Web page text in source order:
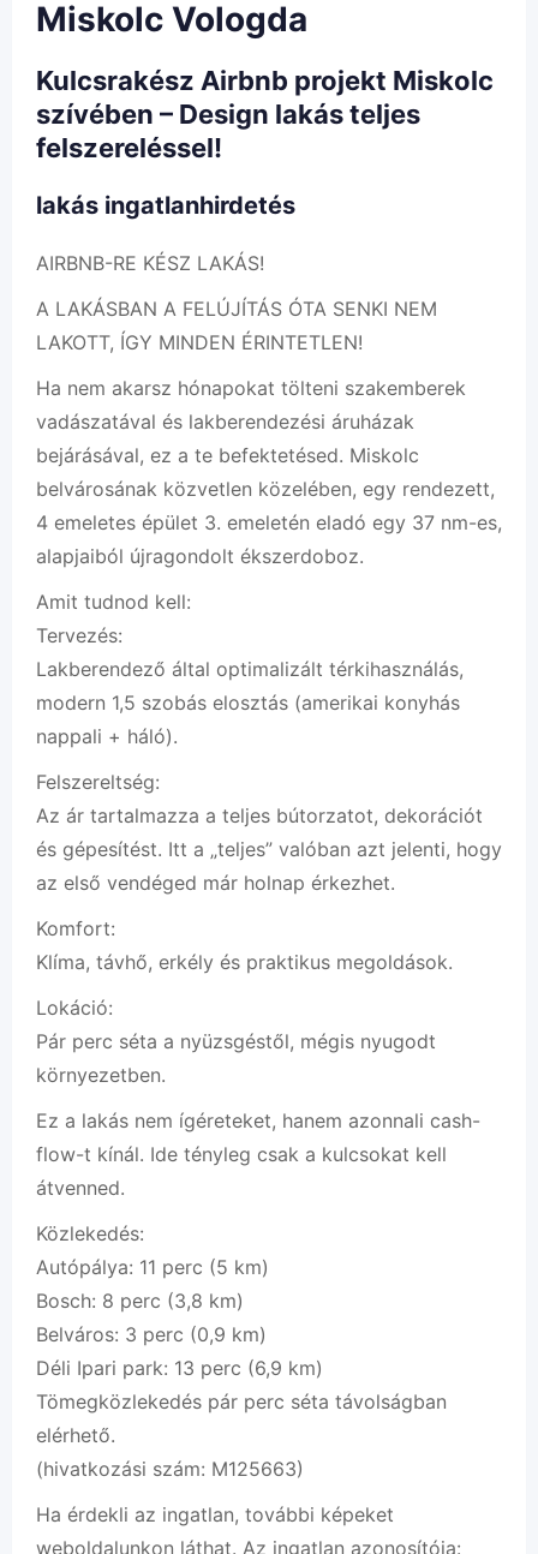
Miskolc Vologda
Kulcsrakész Airbnb projekt Miskolc
szívében – Design lakás teljes
felszereléssel!
lakás ingatlanhirdetés
AIRBNB-RE KÉSZ LAKÁS!
A LAKÁSBAN A FELÚJÍTÁS ÓTA SENKI NEM
LAKOTT, ÍGY MINDEN ÉRINTETLEN!
Ha nem akarsz hónapokat tölteni szakemberek
vadászatával és lakberendezési áruházak
bejárásával, ez a te befektetésed. Miskolc
belvárosának közvetlen közelében, egy rendezett,
4 emeletes épület 3. emeletén eladó egy 37 nm-es,
alapjaiból újragondolt ékszerdoboz.
Amit tudnod kell:
Tervezés:
Lakberendező által optimalizált térkihasználás,
modern 1,5 szobás elosztás (amerikai konyhás
nappali + háló).
Felszereltség:
Az ár tartalmazza a teljes bútorzatot, dekorációt
és gépesítést. Itt a „teljes” valóban azt jelenti, hogy
az első vendéged már holnap érkezhet.
Komfort:
Klíma, távhő, erkély és praktikus megoldások.
Lokáció:
Pár perc séta a nyüzsgéstől, mégis nyugodt
környezetben.
Ez a lakás nem ígéreteket, hanem azonnali cash-
flow-t kínál. Ide tényleg csak a kulcsokat kell
átvenned.
Közlekedés:
Autópálya: 11 perc (5 km)
Bosch: 8 perc (3,8 km)
Belváros: 3 perc (0,9 km)
Déli Ipari park: 13 perc (6,9 km)
Tömegközlekedés pár perc séta távolságban
elérhető.
(hivatkozási szám: M125663)
Ha érdekli az ingatlan, további képeket
weboldalunkon láthat. Az ingatlan azonosítója: